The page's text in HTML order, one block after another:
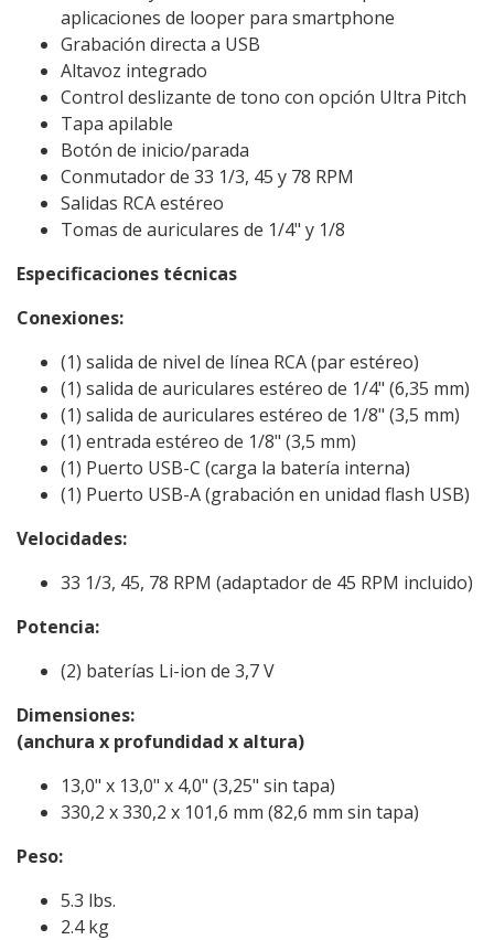
aplicaciones de looper para smartphone
Grabación directa a USB
Altavoz integrado
Control deslizante de tono con opción Ultra Pitch
Tapa apilable
Botón de inicio/parada
Conmutador de 33 1/3, 45 y 78 RPM
Salidas RCA estéreo
Tomas de auriculares de 1/4" y 1/8
Especificaciones técnicas
Conexiones:
(1) salida de nivel de línea RCA (par estéreo)
(1) salida de auriculares estéreo de 1/4" (6,35 mm)
(1) salida de auriculares estéreo de 1/8" (3,5 mm)
(1) entrada estéreo de 1/8" (3,5 mm)
(1) Puerto USB-C (carga la batería interna)
(1) Puerto USB-A (grabación en unidad flash USB)
Velocidades:
33 1/3, 45, 78 RPM (adaptador de 45 RPM incluido)
Potencia:
(2) baterías Li-ion de 3,7 V
Dimensiones:
(anchura x profundidad x altura)
13,0" x 13,0" x 4,0" (3,25" sin tapa)
330,2 x 330,2 x 101,6 mm (82,6 mm sin tapa)
Peso:
5.3 lbs.
2.4 kg